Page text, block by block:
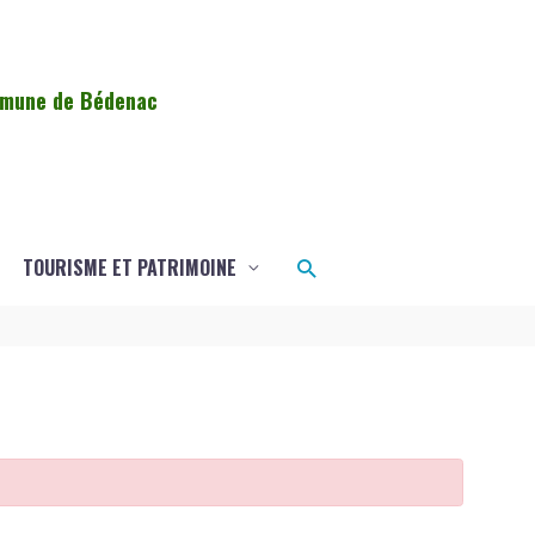
de Bédenac
TOURISME ET PATRIMOINE Rechercher